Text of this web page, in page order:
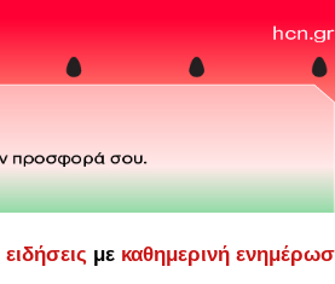
ειδήσεις με καθημερινή